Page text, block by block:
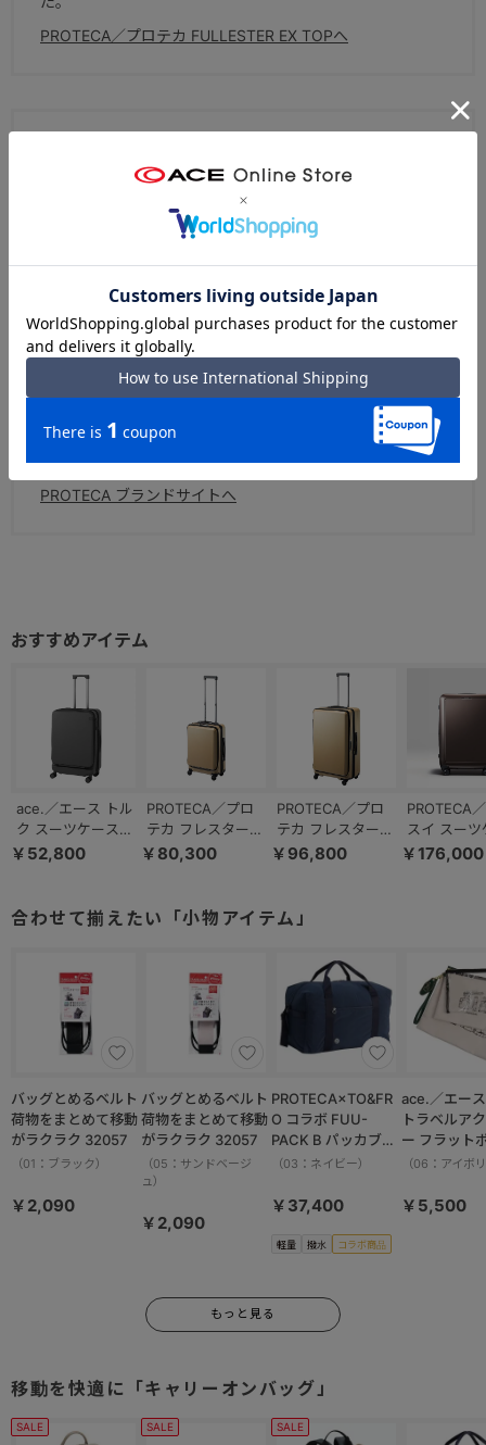
PROTECA／プロテカ FULLESTER EX TOPへ
スーツケース国内生産50年以上の実績を持つ、エース株式
会社を代表するラゲージブランド。北海道・赤平工場で作
られる「日本製」ならではの高品質と、高感度なデザイ
ン、そしてプロテカ独自の高い機能性が特徴。熟練した職
人の繊細な手作業によって、1本1本丁寧に作られていま
す。
PROTECA ブランドサイトへ
ace.／エース トル
ク スーツケース
63/78L フロント
09092
￥52,800
PROTECA／プロ
テカ フレスター
EX 機内持ち込み
プン 日本製
36/45L 01551
￥80,300
PROTECA／プロ
テカ フレスター
EX キャスタース
105/120L 01555
￥96,800
PROTECA
スイ スーツ
71L 双輪 日
￥176,000
合わせて揃えたい「小物アイテム」
バッグとめるベルト
荷物をまとめて移動
がラクラク 32057
（01：ブラック）
￥2,090
バッグとめるベルト
荷物をまとめて移動
がラクラク 32057
（05：サンドベージ
ュ）
￥2,090
軽量 撥水 コラボ商品
PROTECA×TO&FR
O コラボ FUU-
PACK B パッカブル
ボストンバッグ 軽量
13002
（03：ネイビー）
￥37,400
ace.／エース
トラベルア
ー フラット
ット 17825
（06：アイボ
￥5,500
もっと見る
移動を快適に「キャリーオンバッグ」
SALE SALE SALE